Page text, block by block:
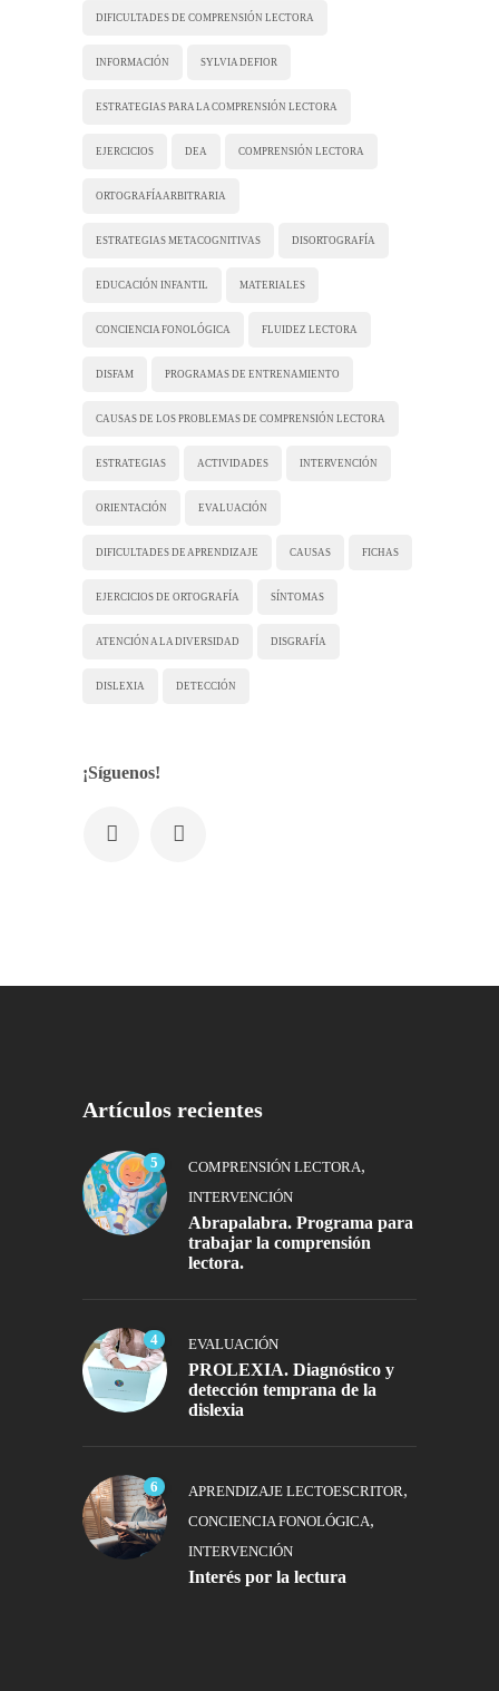
DIFICULTADES DE COMPRENSIÓN LECTORA
INFORMACIÓN SYLVIA DEFIOR
ESTRATEGIAS PARA LA COMPRENSIÓN LECTORA
EJERCICIOS DEA COMPRENSIÓN LECTORA
ORTOGRAFÍA ARBITRARIA
ESTRATEGIAS METACOGNITIVAS DISORTOGRAFÍA
EDUCACIÓN INFANTIL MATERIALES
CONCIENCIA FONOLÓGICA FLUIDEZ LECTORA
DISFAM PROGRAMAS DE ENTRENAMIENTO
CAUSAS DE LOS PROBLEMAS DE COMPRENSIÓN LECTORA
ESTRATEGIAS ACTIVIDADES INTERVENCIÓN
ORIENTACIÓN EVALUACIÓN
DIFICULTADES DE APRENDIZAJE CAUSAS FICHAS
EJERCICIOS DE ORTOGRAFÍA SÍNTOMAS
ATENCIÓN A LA DIVERSIDAD DISGRAFÍA
DISLEXIA DETECCIÓN
¡Síguenos!
Artículos recientes
5 COMPRENSIÓN LECTORA,
INTERVENCIÓN
Abrapalabra. Programa para
trabajar la comprensión
lectora.
4 EVALUACIÓN
PROLEXIA. Diagnóstico y
detección temprana de la
dislexia
6 APRENDIZAJE LECTOESCRITOR,
CONCIENCIA FONOLÓGICA,
INTERVENCIÓN
Interés por la lectura